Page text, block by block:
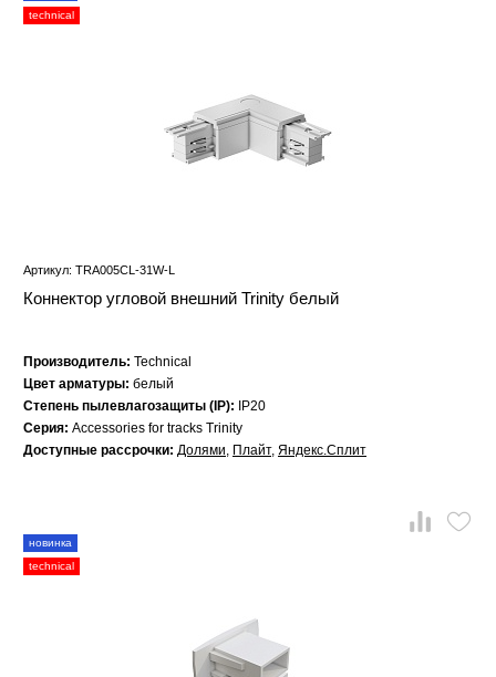
technical
Артикул: TRA005CL-31W-L
Коннектор угловой внешний Trinity белый
Производитель: Technical
Цвет арматуры: белый
Степень пылевлагозащиты (IP):
IP20
Серия: Accessories for tracks Trinity
Доступные рассрочки: Долями, Плайт, Яндекс.Сплит
новинка
technical